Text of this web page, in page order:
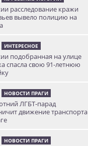
расследование кражи
вывело полицию на
ИНТЕРЕСНОЕ
подобранная на улице
спасла свою 91-летнюю
НОВОСТИ ПРАГИ
ЛГБТ-парад
движение транспорта
НОВОСТИ ПРАГИ